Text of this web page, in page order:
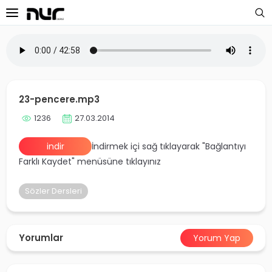
Dersleri
Dersler
Dersleri
Dersler
23-pencere.mp3
1236 27.03.2014
indir
İndirmek içi sağ tıklayarak "Bağlantıyı
Farklı Kaydet" menüsüne tıklayınız
Sözler Dersleri
Yorumlar Yorum Yap